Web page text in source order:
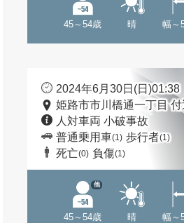
45～54歳 晴 幅～
2024年6月30日(日)01:38
姫路市市川橋通一丁目 付
人対車両 小破事故
普通乗用車(1) 歩行者(1)
死亡(0) 負傷(1)
45～54歳
他
晴 幅～